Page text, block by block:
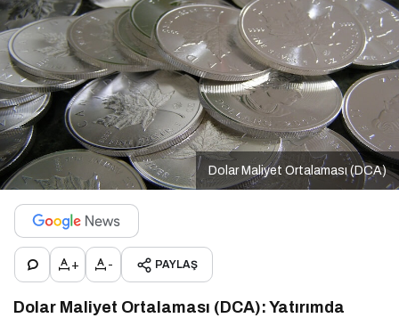
Dolar Maliyet Ortalaması (DCA)
+ - PAYLAŞ
Dolar Maliyet Ortalaması (DCA): Yatırımda